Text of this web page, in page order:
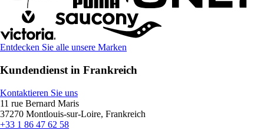
Entdecken Sie alle unsere Marken
Kundendienst in Frankreich
Kontaktieren Sie uns
11 rue Bernard Maris
37270 Montlouis-sur-Loire, Frankreich
+33 1 86 47 62 58